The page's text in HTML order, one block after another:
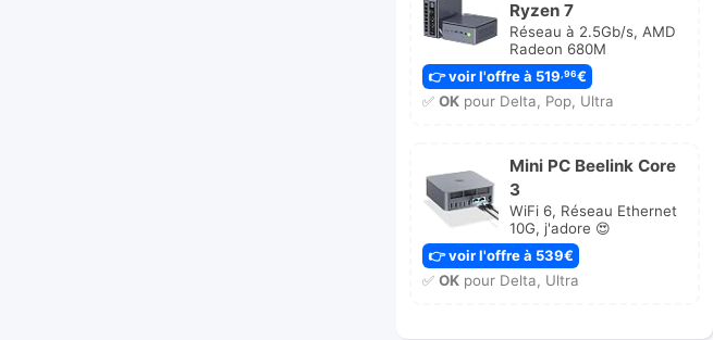
Ryzen 7
Réseau à 2.5Gb/s, AMD
Radeon 680M
👉 voir l'offre à 519,96€
✅ OKpour Delta, Pop, Ultra
Mini PC Beelink Core
3
WiFi 6, Réseau Ethernet
10G, j'adore 😍
👉 voir l'offre à 539€
✅ OKpour Delta, Ultra